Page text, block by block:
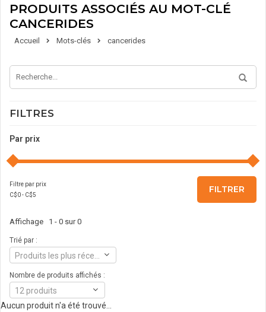
PRODUITS ASSOCIÉS AU MOT-CLÉ
CANCERIDES
Accueil Mots-clés cancerides
FILTRES
Par prix
Filtre par prix
C$0- C$5
FILTRER
Affichage 1 - 0 sur 0
Trié par :
Nombre de produits affichés :
12 produits
Aucun produit n'a été trouvé...